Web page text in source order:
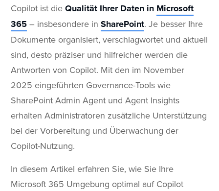
Copilot ist dieQualität Ihrer Daten in Microsoft
365 – insbesondere inSharePoint. Je besser Ihre
Dokumente organisiert, verschlagwortet und aktuell
sind, desto präziser und hilfreicher werden die
Antworten von Copilot. Mit den im November
2025 eingeführten Governance-Tools wie
SharePoint Admin Agent und Agent Insights
erhalten Administratoren zusätzliche Unterstützung
bei der Vorbereitung und Überwachung der
Copilot-Nutzung.
In diesem Artikel erfahren Sie, wie Sie Ihre
Microsoft 365 Umgebung optimal auf Copilot